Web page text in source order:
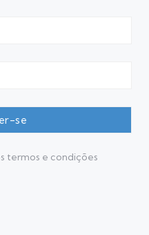
termos e condições